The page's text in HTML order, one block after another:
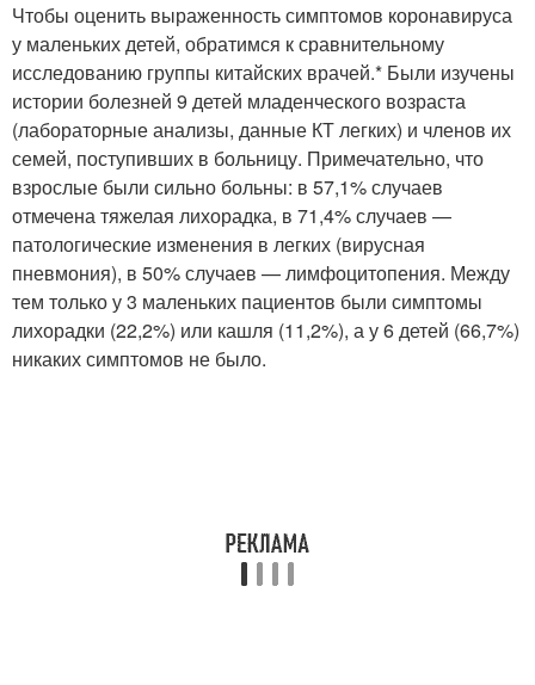
Чтобы оценить выраженность симптомов коронавируса
у маленьких детей, обратимся к сравнительному
исследованию группы китайских врачей.* Были изучены
истории болезней 9 детей младенческого возраста
(лабораторные анализы, данные КТ легких) и членов их
семей, поступивших в больницу. Примечательно, что
взрослые были сильно больны: в 57,1% случаев
отмечена тяжелая лихорадка, в 71,4% случаев —
патологические изменения в легких (вирусная
пневмония), в 50% случаев — лимфоцитопения. Между
тем только у 3 маленьких пациентов были симптомы
лихорадки (22,2%) или кашля (11,2%), а у 6 детей (66,7%)
никаких симптомов не было.